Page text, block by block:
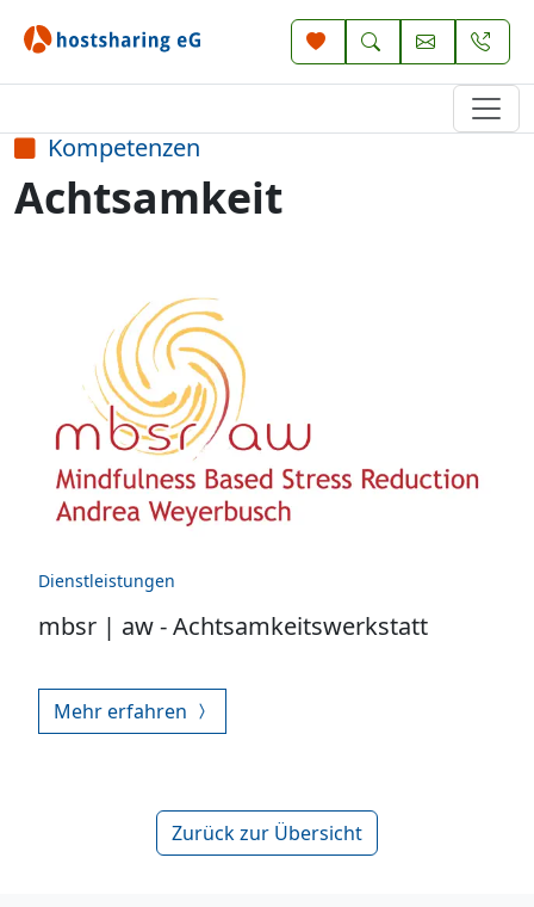
Kompetenzen
Achtsamkeit
Dienstleistungen
mbsr | aw - Achtsamkeitswerkstatt
Mehr erfahren
Zurück zur Übersicht